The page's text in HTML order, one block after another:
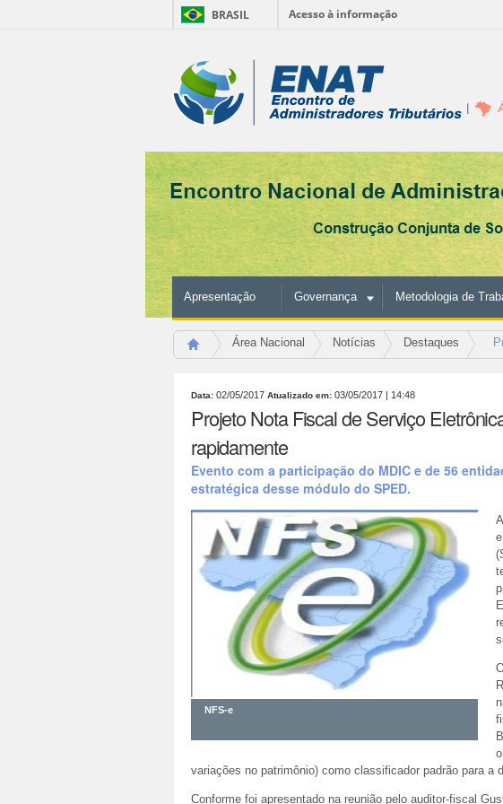
BRASIL Acesso à informação
conteúdo.
a
navegação
Ferramentas
Pessoais
Apresentação Governança Metodologia de
Área Nacional Notícias Destaques
Data: 02/05/2017 Atualizado em: 03/05/2017 | 14:48
Projeto Nota Fiscal de Serviço
rapidamente
Evento com a participação do MDIC e de 56
estratégica desse módulo do SPED.
NFS-e
variações no patrimônio) como classificador padrão para a
Conforme foi apresentado na reunião pelo auditor-fiscal